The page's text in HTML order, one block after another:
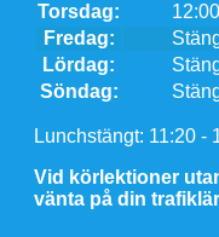
Torsdag:
Fredag:
Lördag:
Söndag:
Lunchstängt: 11:20 -
Vid körlektioner
vänta på din